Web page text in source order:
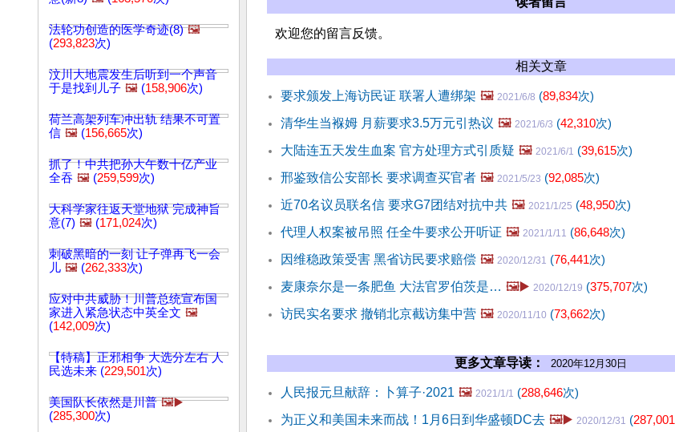
法轮功创造的医学奇迹(8) 🖼️
(293,823次)
汶川大地震发生后听到一个声音
于是找到儿子 🖼️ (158,906次)
荷兰高架列车冲出轨 结果不可置
信 🖼️ (156,665次)
抓了！中共把孙大午数十亿产业
全吞 🖼️ (259,599次)
大科学家往返天堂地狱 完成神旨
意(7) 🖼️ (171,024次)
刺破黑暗的一刻 让子弹再飞一会
儿 🖼️ (262,333次)
应对中共威胁！川普总统宣布国
家进入紧急状态中英全文 🖼️
(142,009次)
【特稿】正邪相争 大选分左右 人
民选未来 (229,501次)
美国队长依然是川普 🖼️▶️
(285,300次)
欢迎您的留言反馈。
相关文章
要求颁发上海访民证 联署人遭绑架 🖼️ 2021/6/8 (89,834次)
清华生当褓姆 月薪要求3.5万元引热议 🖼️ 2021/6/3 (42,310次)
大陆连五天发生血案 官方处理方式引质疑 🖼️ 2021/6/1 (39,615次)
邢鉴致信公安部长 要求调查买官者 🖼️ 2021/5/23 (92,085次)
近70名议员联名信 要求G7团结对抗中共 🖼️ 2021/1/25 (48,950次)
代理人权案被吊照 任全牛要求公开听证 🖼️ 2021/1/11 (86,648次)
因维稳政策受害 黑省访民要求赔偿 🖼️ 2020/12/31 (76,441次)
麦康奈尔是一条肥鱼 大法官罗伯茨是… 🖼️▶️ 2020/12/19 (375,707次)
访民实名要求 撤销北京截访集中营 🖼️ 2020/11/10 (73,662次)
更多文章导读： 2020年12月30日
人民报元旦献辞：卜算子·2021 🖼️ 2021/1/1 (288,646次)
为正义和美国未来而战！1月6日到华盛顿DC去 🖼️▶️ 2020/12/31 (287,001